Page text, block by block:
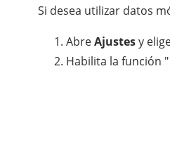
Si desea utilizar datos
AbreAjustesy
Habilita la función "